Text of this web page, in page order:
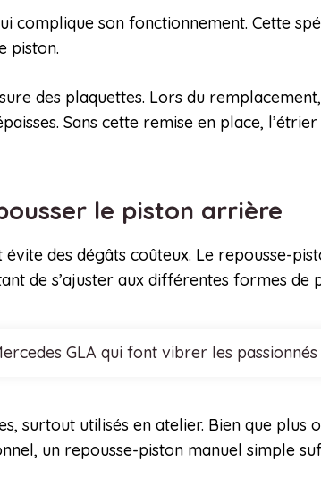
complique son fonctionnement. Cette
piston.
des plaquettes. Lors du
Sans cette remise en place,
le piston arrière
des dégâts coûteux. Le repousse-
de s’ajuster aux différentes formes de
GLA qui font vibrer les passionnés
surtout utilisés en atelier. Bien que plus
un repousse-piston manuel simple